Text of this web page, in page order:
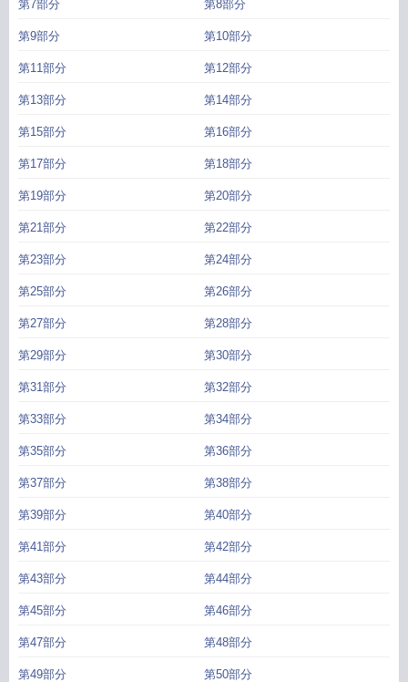
第7部分 第8部分
第9部分 第10部分
第11部分 第12部分
第13部分 第14部分
第15部分 第16部分
第17部分 第18部分
第19部分 第20部分
第21部分 第22部分
第23部分 第24部分
第25部分 第26部分
第27部分 第28部分
第29部分 第30部分
第31部分 第32部分
第33部分 第34部分
第35部分 第36部分
第37部分 第38部分
第39部分 第40部分
第41部分 第42部分
第43部分 第44部分
第45部分 第46部分
第47部分 第48部分
第49部分 第50部分